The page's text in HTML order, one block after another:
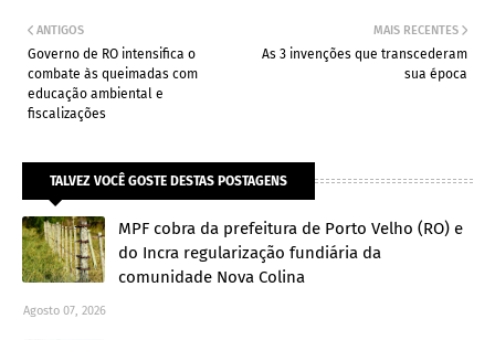
MAIS RECENTES
As 3 invenções que transcederam
sua época
ANTIGOS
Governo de RO intensifica o
combate às queimadas com
educação ambiental e
fiscalizações
TALVEZ VOCÊ GOSTE DESTAS POSTAGENS
MPF cobra da prefeitura de Porto Velho (RO) e
do Incra regularização fundiária da
comunidade Nova Colina
Agosto 07, 2026